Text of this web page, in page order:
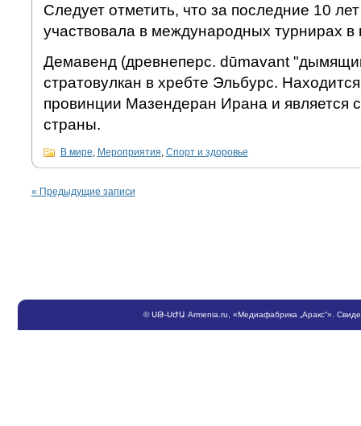
Следует отметить, что за последние 10
участвовала в международных турнирах в
Демавенд (древнеперс. dūmavant
стратовулкан в хребте Эльбурс.
провинции Мазендеран Ирана и является
страны.
В мире, Мероприятия, Спорт и здоровье
« Предыдущие записи
©ՍԹ-ՍԺԱ Armenia.ru , «Медиафабрика „Аракс“».